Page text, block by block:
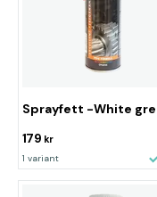
Sprayfett -White
179 kr
1 variant